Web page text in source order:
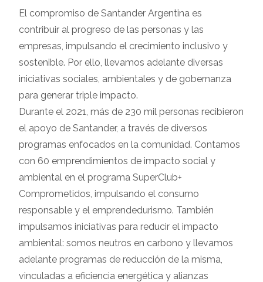
El compromiso de Santander Argentina es
contribuir al progreso de las personas y las
empresas, impulsando el crecimiento inclusivo y
sostenible. Por ello, llevamos adelante diversas
iniciativas sociales, ambientales y de gobernanza
para generar triple impacto.
Durante el 2021, más de 230 mil personas recibieron
el apoyo de Santander, a través de diversos
programas enfocados en la comunidad. Contamos
con 60 emprendimientos de impacto social y
ambiental en el programa SuperClub+
Comprometidos, impulsando el consumo
responsable y el emprendedurismo. También
impulsamos iniciativas para reducir el impacto
ambiental: somos neutros en carbono y llevamos
adelante programas de reducción de la misma,
vinculadas a eficiencia energética y alianzas